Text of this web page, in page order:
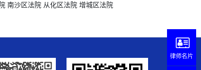
南沙区法院 从化区法院 增城区法院
律师名片